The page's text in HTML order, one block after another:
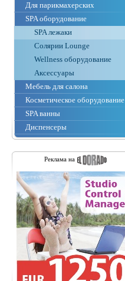
Для парикмахерских
SPA оборудование
SPA лежаки
Солярии Lounge
Wellness оборудование
Аксессуары
Мебель для салона
Косметическое оборудование
SPA ванны
Диспенсеры
Реклама на